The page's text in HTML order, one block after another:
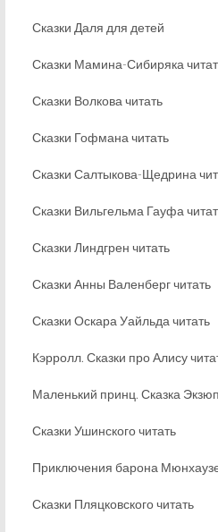
Сказки Даля для детей
Сказки Мамина-Сибиряка
Сказки Волкова читать
Сказки Гофмана читать
Сказки Салтыкова-Щедрина
Сказки Вильгельма Гауфа
Сказки Линдгрен читать
Сказки Анны Валенберг читать
Сказки Оскара Уайльда читать
Кэрролл. Сказки про Алису
Маленький принц. Сказка
Сказки Ушинского читать
Приключения барона
Сказки Пляцковского читать